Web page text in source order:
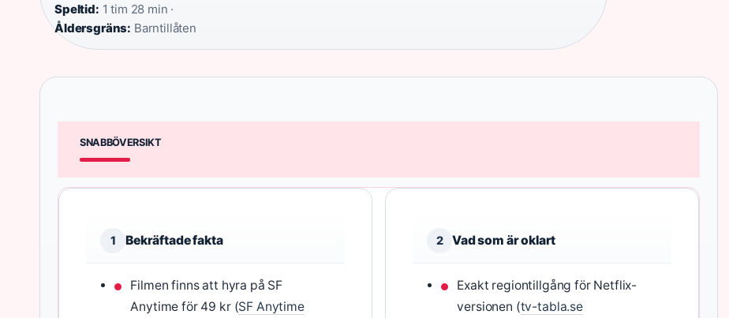
Speltid: 1 tim 28 min ·
Åldersgräns: Barntillåten
SNABBÖVERSIKT
1 Bekräftade fakta
Filmen finns att hyra på SF
Anytime för 49 kr (SF Anytime
2 Vad som är oklart
Exakt regiontillgång för Netflix-
versionen (tv-tabla.se